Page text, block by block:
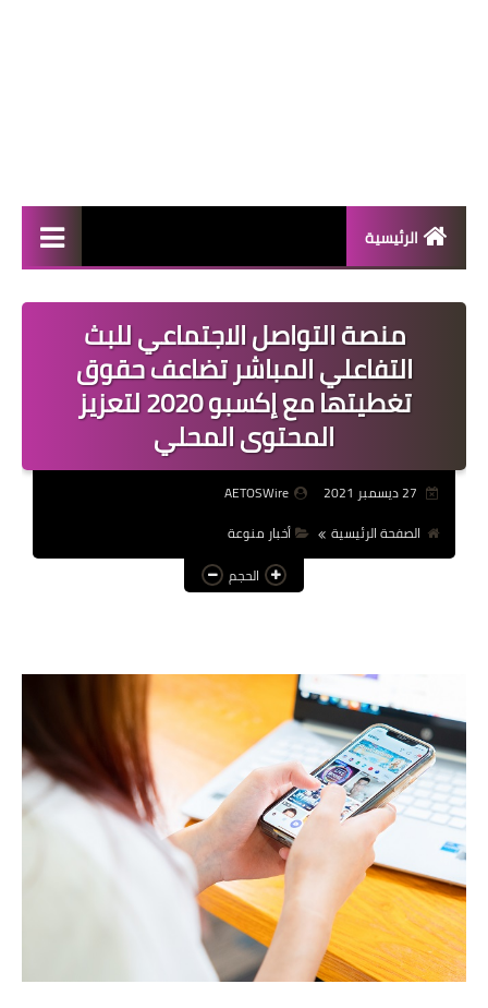
الرئيسية
منوعات
فعاليات
صحة
تكنولوجيا
فن وثقافة
أخبار النجوم
أخبار العالم
منصة التواصل الاجتماعي للبث
التفاعلي المباشر تضاعف حقوق
تغطيتها مع إكسبو 2020 لتعزيز
المحتوى المحلي
AETOSWire
الصفحة الرئيسية
أخبار منوعة
الحجم